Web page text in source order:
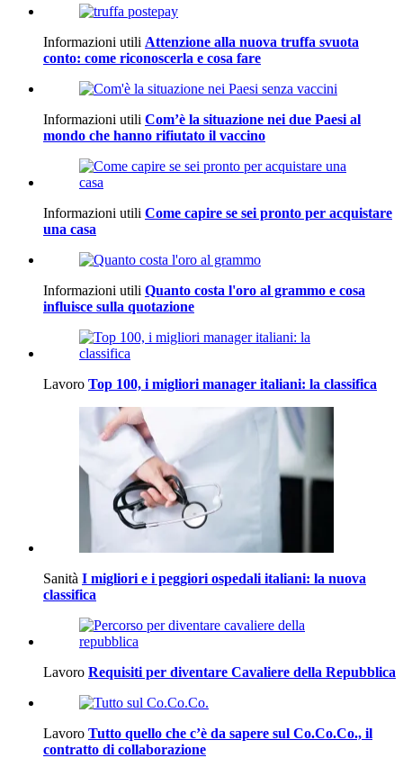
Informazioni utili Attenzione alla nuova truffa svuota
conto: come riconoscerla e cosa fare
Informazioni utili Com’è la situazione nei due Paesi al
mondo che hanno rifiutato il vaccino
Informazioni utili Come capire se sei pronto per acquistare
una casa
Informazioni utili Quanto costa l'oro al grammo e cosa
influisce sulla quotazione
Lavoro Top 100, i migliori manager italiani: la classifica
Sanità I migliori e i peggiori ospedali italiani: la nuova
classifica
Lavoro Requisiti per diventare Cavaliere della Repubblica
Lavoro Tutto quello che c’è da sapere sul Co.Co.Co., il
contratto di collaborazione